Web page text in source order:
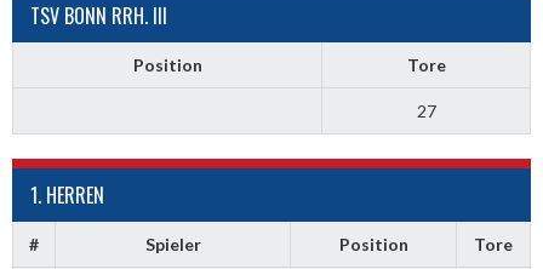
TSV BONN RRH. III
Position Tore
27
1. HERREN
# Spieler Position Tore